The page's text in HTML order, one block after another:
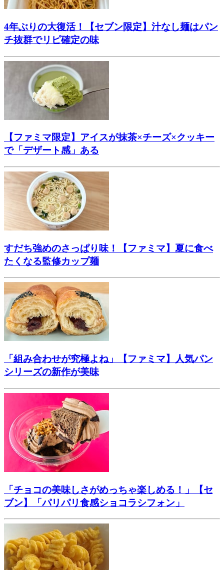
4年ぶりの大復活！【セブン限定】汁なし麺はパン
チ抜群でリピ確定の味
【ファミマ限定】アイスが抹茶×チーズ×クッキー
で「デザート感」ある
すだち強めのさっぱり味！【ファミマ】夏に食べ
たくなる監修カップ麺
「組み合わせが究極よね」【ファミマ】人気パン
シリーズの新作が美味
「チョコの美味しさがめっちゃ楽しめる！」【セ
ブン】「パリパリ食感ショコラシフォン」